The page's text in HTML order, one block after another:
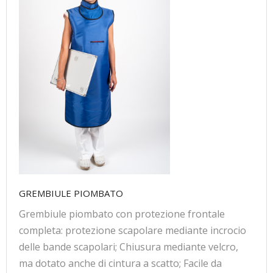
GREMBIULE PIOMBATO
Grembiule piombato con protezione frontale
completa: protezione scapolare mediante incrocio
delle bande scapolari; Chiusura mediante velcro,
ma dotato anche di cintura a scatto; Facile da